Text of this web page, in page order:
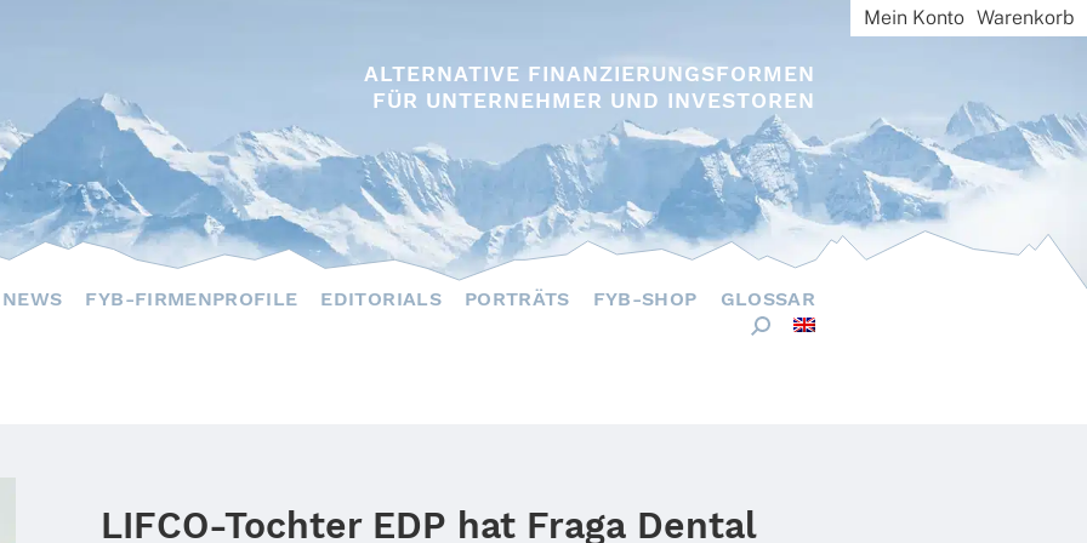
ALTERNATIVE FINANZIERUNGSFORMEN
FÜR UNTERNEHMER UND INVESTOREN
Mein Konto Warenkorb
NEWS FYB-FIRMENPROFILE EDITORIALS PORTRÄTS FYB-SHOP GLOSSAR
LIFCO-Tochter EDP hat Fraga Dental